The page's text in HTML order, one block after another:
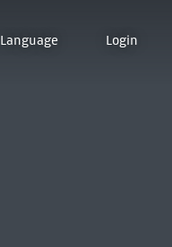
Language Login